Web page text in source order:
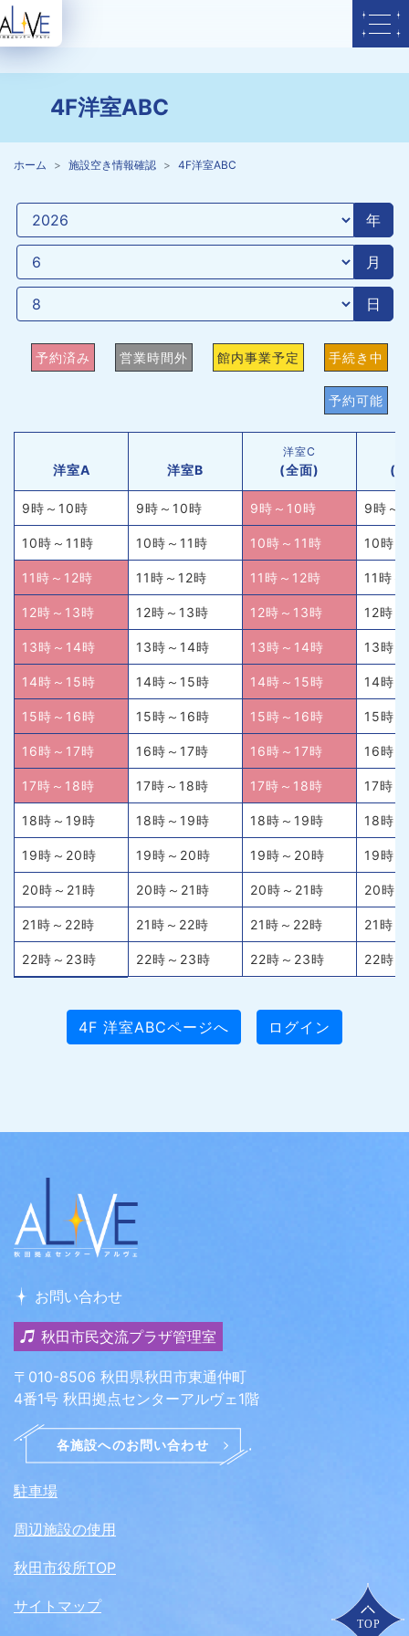
4F洋室ABC
ホーム 施設空き情報確認 4F洋室ABC
年
月
日
予約済み 営業時間外 館内事業予定 手続き中
予約可能
洋室A 洋室B
洋室C
(全面) (
9時～10時 9時～10時 9時～10時 9時～
10時～11時 10時～11時 10時～11時 10時
11時～12時 11時～12時 11時～12時 11時
12時～13時 12時～13時 12時～13時 12時
13時～14時 13時～14時 13時～14時 13時
14時～15時 14時～15時 14時～15時 14時
15時～16時 15時～16時 15時～16時 15時
16時～17時 16時～17時 16時～17時 16時
17時～18時 17時～18時 17時～18時 17時
18時～19時 18時～19時 18時～19時 18時
19時～20時 19時～20時 19時～20時 19時
20時～21時 20時～21時 20時～21時 20時
21時～22時 21時～22時 21時～22時 21時
22時～23時 22時～23時 22時～23時 22時
4F 洋室ABCページへ ログイン
お問い合わせ
秋田市民交流プラザ管理室
〒010-8506 秋田県秋田市東通仲町
4番1号 秋田拠点センターアルヴェ1階
駐車場
周辺施設の使用
秋田市役所TOP
サイトマップ